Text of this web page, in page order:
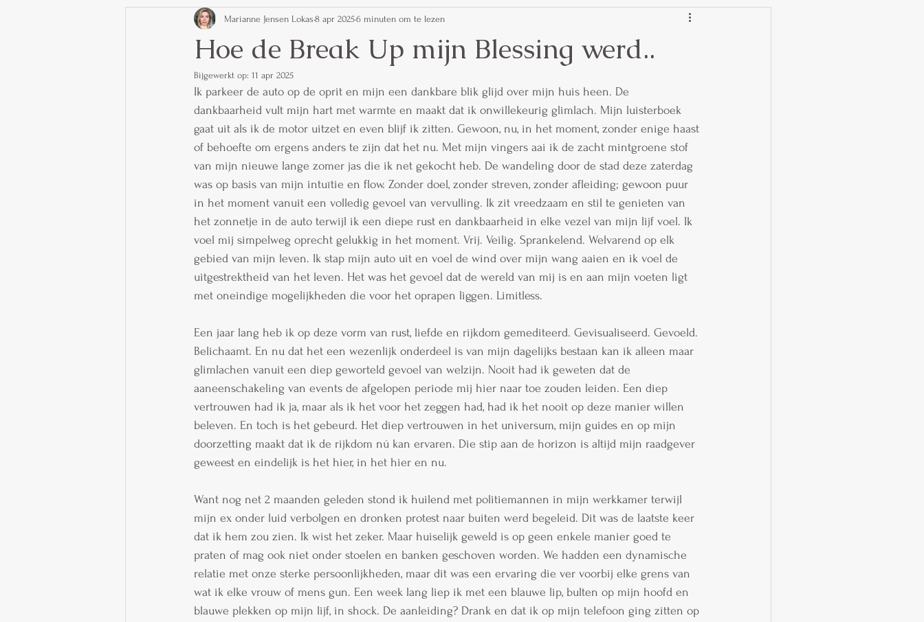
Hoe de Break Up mijn Blessing werd..
Marianne Jensen Lokas 8 apr 20256 minuten om te lezen
Bijgewerkt op: 11 apr 2025
Ik parkeer de auto op de oprit en mijn een dankbare blik glijd over mijn huis heen. De
dankbaarheid vult mijn hart met warmte en maakt dat ik onwillekeurig glimlach. Mijn luisterboek
gaat uit als ik de motor uitzet en even blijf ik zitten. Gewoon, nu, in het moment, zonder enige haast
of behoefte om ergens anders te zijn dat het nu. Met mijn vingers aai ik de zacht mintgroene stof
van mijn nieuwe lange zomer jas die ik net gekocht heb. De wandeling door de stad deze zaterdag
was op basis van mijn intuïtie en flow. Zonder doel, zonder streven, zonder afleiding; gewoon puur
in het moment vanuit een volledig gevoel van vervulling. Ik zit vreedzaam en stil te genieten van
het zonnetje in de auto terwijl ik een diepe rust en dankbaarheid in elke vezel van mijn lijf voel. Ik
voel mij simpelweg oprecht gelukkig in het moment. Vrij. Veilig. Sprankelend. Welvarend op elk
gebied van mijn leven. Ik stap mijn auto uit en voel de wind over mijn wang aaien en ik voel de
uitgestrektheid van het leven. Het was het gevoel dat de wereld van mij is en aan mijn voeten ligt
met oneindige mogelijkheden die voor het oprapen liggen. Limitless.
Een jaar lang heb ik op deze vorm van rust, liefde en rijkdom gemediteerd. Gevisualiseerd. Gevoeld.
Belichaamt. En nu dat het een wezenlijk onderdeel is van mijn dagelijks bestaan kan ik alleen maar
glimlachen vanuit een diep geworteld gevoel van welzijn. Nooit had ik geweten dat de
aaneenschakeling van events de afgelopen periode mij hier naar toe zouden leiden. Een diep
vertrouwen had ik ja, maar als ik het voor het zeggen had, had ik het nooit op deze manier willen
beleven. En toch is het gebeurd. Het diep vertrouwen in het universum, mijn guides en op mijn
doorzetting maakt dat ik de rijkdom nú kan ervaren. Die stip aan de horizon is altijd mijn raadgever
geweest en eindelijk is het hier, in het hier en nu.
Want nog net 2 maanden geleden stond ik huilend met politiemannen in mijn werkkamer terwijl
mijn ex onder luid verbolgen en dronken protest naar buiten werd begeleid. Dit was de laatste keer
dat ik hem zou zien. Ik wist het zeker. Maar huiselijk geweld is op geen enkele manier goed te
praten of mag ook niet onder stoelen en banken geschoven worden. We hadden een dynamische
relatie met onze sterke persoonlijkheden, maar dit was een ervaring die ver voorbij elke grens van
wat ik elke vrouw of mens gun. Een week lang liep ik met een blauwe lip, bulten op mijn hoofd en
blauwe plekken op mijn lijf, in shock. De aanleiding? Drank en dat ik op mijn telefoon ging zitten op